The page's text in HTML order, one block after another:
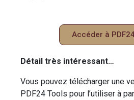
Accéder à
Détail très intéressant…
Vous pouvez télécharger une
PDF24 Tools pour l’utiliser à